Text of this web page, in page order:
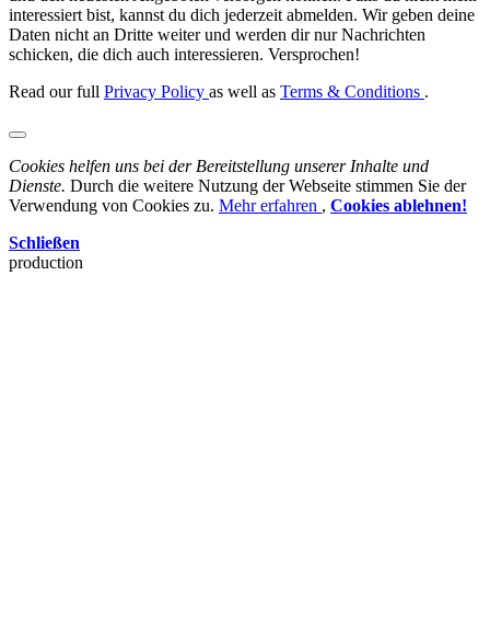
interessiert bist, kannst du dich jederzeit abmelden. Wir geben deine
Daten nicht an Dritte weiter und werden dir nur Nachrichten
schicken, die dich auch interessieren. Versprochen!
Read our full Privacy Policy as well as Terms & Conditions .
Cookies helfen uns bei der Bereitstellung unserer Inhalte und
Dienste. Durch die weitere Nutzung der Webseite stimmen Sie der
Verwendung von Cookies zu. Mehr erfahren , Cookies ablehnen!
Schließen
production